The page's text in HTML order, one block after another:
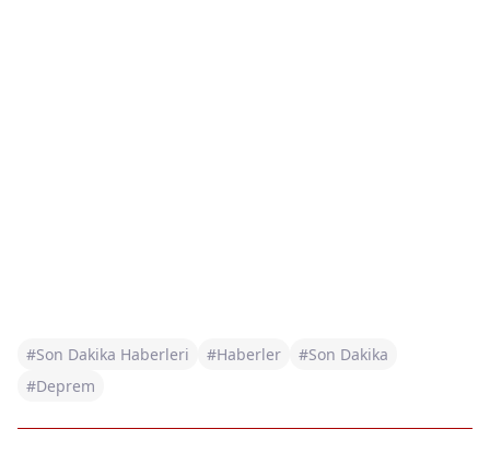
#Son Dakika Haberleri #Haberler
#Son Dakika
#Deprem